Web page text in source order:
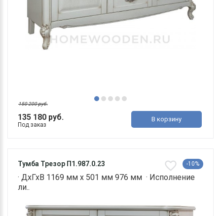
135 180 руб.
150 200 руб.
Под заказ
В корзину
Тумба Трезор П1.987.0.23 -10%
· ДхГхВ 1169 мм х 501 мм 976 мм · Исполнение
ли..